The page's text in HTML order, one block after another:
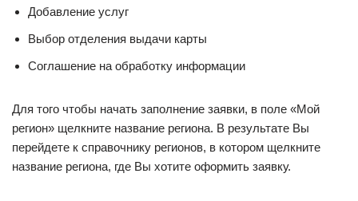
Добавление услуг
Выбор отделения выдачи карты
Соглашение на обработку информации
Для того чтобы начать заполнение заявки, в поле «Мой
регион» щелкните название региона. В результате Вы
перейдете к справочнику регионов, в котором щелкните
название региона, где Вы хотите оформить заявку.